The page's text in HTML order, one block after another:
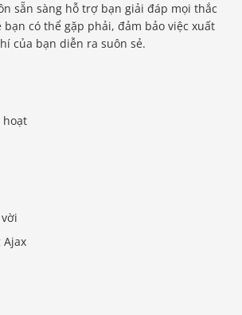
sẵn sàng hỗ trợ bạn giải đáp mọi thắc
bạn có thể gặp phải, đảm bảo việc xuất
của bạn diễn ra suôn sẻ.